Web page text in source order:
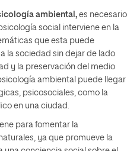
ambiental, es necesario
social interviene en la
que esta puede
la sociedad sin dejar de lado
y la preservación del medio
ambiental puede llegar
psicosociales, como la
en una ciudad.
para fomentar la
ya que promueve la